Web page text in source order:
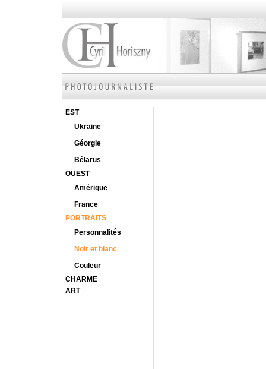
EST
Ukraine
Géorgie
Bélarus
OUEST
Amérique
France
PORTRAITS
Personnalités
Noir et blanc
Couleur
CHARME
ART